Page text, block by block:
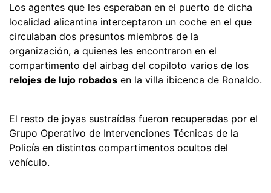
Los agentes que les esperaban en el puerto de dicha
localidad alicantina interceptaron un coche en el que
circulaban dos presuntos miembros de la
organización, a quienes les encontraron en el
compartimento del airbag del copiloto varios de los
relojes de lujo robados en la villa ibicenca de Ronaldo.
El resto de joyas sustraídas fueron recuperadas por el
Grupo Operativo de Intervenciones Técnicas de la
Policía en distintos compartimentos ocultos del
vehículo.